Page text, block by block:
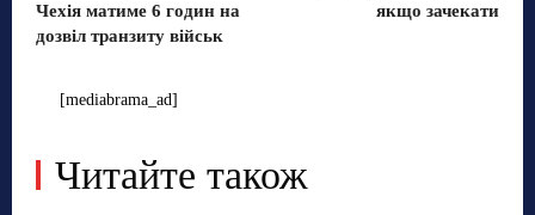
Чехія матиме 6 годин на
дозвіл транзиту військ
якщо зачекати
[mediabrama_ad]
Читайте також